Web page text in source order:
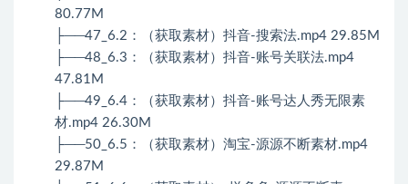
80.77M
├──47_6.2：（获取素材）抖音-搜索法.mp4 29.85M
├──48_6.3：（获取素材）抖音-账号关联法.mp4
47.81M
├──49_6.4：（获取素材）抖音-账号达人秀无限素
材.mp4 26.30M
├──50_6.5：（获取素材）淘宝-源源不断素材.mp4
29.87M